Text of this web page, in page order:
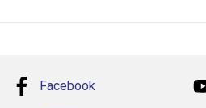
Facebook